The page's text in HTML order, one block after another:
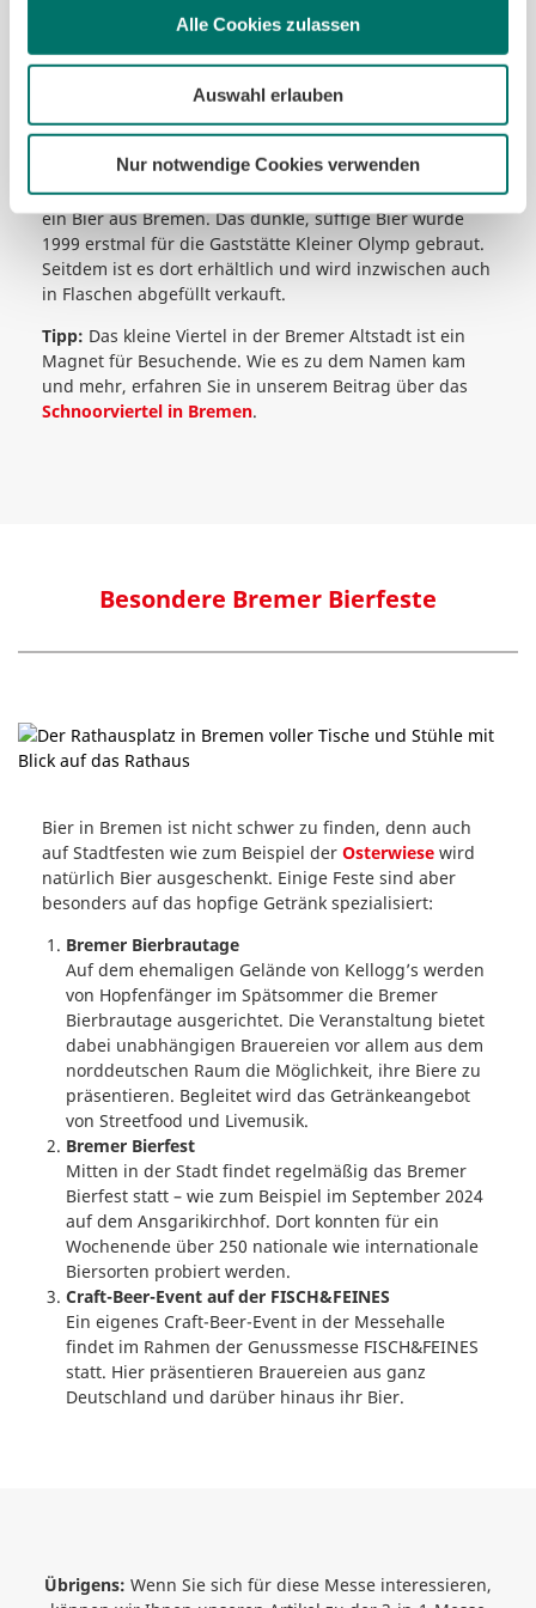
Alle Cookies zulassen
Auswahl erlauben
Nur notwendige Cookies verwenden
von Bieren, die seit 2015 hergestellt und sowohl in
Geschäften wie auch Bars erworben werden können.
Dazu zählen unter anderem Pils und Lager, aber auch
ein Cider befindet sich im Sortiment.
8. Schnoor Bräu
Das Schnoor Bräu ist keine eigene Brauerei, wohl aber
ein Bier aus Bremen. Das dunkle, süffige Bier wurde
1999 erstmal für die Gaststätte Kleiner Olymp gebraut.
Seitdem ist es dort erhältlich und wird inzwischen auch
in Flaschen abgefüllt verkauft.
Tipp: Das kleine Viertel in der Bremer Altstadt ist ein
Magnet für Besuchende. Wie es zu dem Namen kam
und mehr, erfahren Sie in unserem Beitrag über das
Schnoorviertel in Bremen.
Besondere Bremer Bierfeste
Bier in Bremen ist nicht schwer zu finden, denn auch
auf Stadtfesten wie zum Beispiel der Osterwiese wird
natürlich Bier ausgeschenkt. Einige Feste sind aber
besonders auf das hopfige Getränk spezialisiert:
Bremer Bierbrautage
Auf dem ehemaligen Gelände von Kellogg’s werden
von Hopfenfänger im Spätsommer die Bremer
Bierbrautage ausgerichtet. Die Veranstaltung bietet
dabei unabhängigen Brauereien vor allem aus dem
norddeutschen Raum die Möglichkeit, ihre Biere zu
präsentieren. Begleitet wird das Getränkeangebot
von Streetfood und Livemusik.
Bremer Bierfest
Mitten in der Stadt findet regelmäßig das Bremer
Bierfest statt – wie zum Beispiel im September 2024
auf dem Ansgarikirchhof. Dort konnten für ein
Wochenende über 250 nationale wie internationale
Biersorten probiert werden.
Craft-Beer-Event auf der FISCH&FEINES
Ein eigenes Craft-Beer-Event in der Messehalle
findet im Rahmen der Genussmesse FISCH&FEINES
statt. Hier präsentieren Brauereien aus ganz
Deutschland und darüber hinaus ihr Bier.
Übrigens: Wenn Sie sich für diese Messe interessieren,